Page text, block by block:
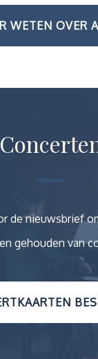
WETEN OVER
de nieuwsbrief
gehouden van